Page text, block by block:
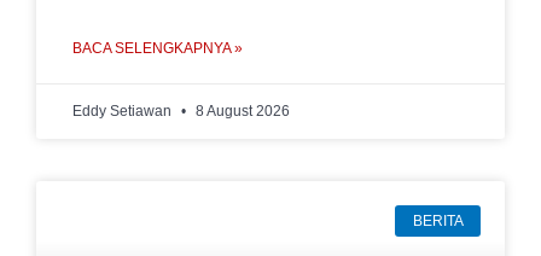
BACA SELENGKAPNYA »
Eddy Setiawan 8 August 2026
BERITA